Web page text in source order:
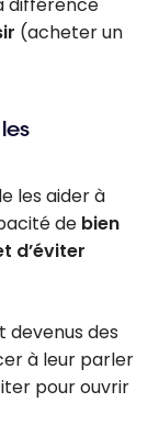
différence
(acheter un
les aider à
de bien
d’éviter
devenus des
à leur parler
pour ouvrir